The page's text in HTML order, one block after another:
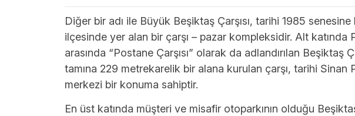
Diğer bir adı ile Büyük Beşiktaş Çarşısı, tarihi 1985
ilçesinde yer alan bir çarşı – pazar kompleksidir. Alt katında
arasında “Postane Çarşısı” olarak da adlandırılan Beşiktaş
tamına 229 metrekarelik bir alana kurulan çarşı, tarihi Sinan
merkezi bir konuma sahiptir.
En üst katında müşteri ve misafir otoparkının olduğu